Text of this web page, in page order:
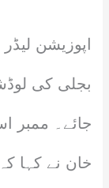
اپوزیشن
بجلی کی
جائے۔ ممبر
خان نے کہا